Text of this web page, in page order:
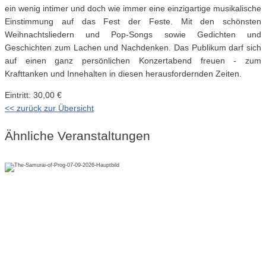
ein wenig intimer und doch wie immer eine einzigartige musikalische
Einstimmung auf das Fest der Feste. Mit den schönsten
Weihnachtsliedern und Pop-Songs sowie Gedichten und
Geschichten zum Lachen und Nachdenken. Das Publikum darf sich
auf einen ganz persönlichen Konzertabend freuen - zum
Krafttanken und Innehalten in diesen herausfordernden Zeiten.
Eintritt: 30,00 €
<< zurück zur Übersicht
Ähnliche Veranstaltungen